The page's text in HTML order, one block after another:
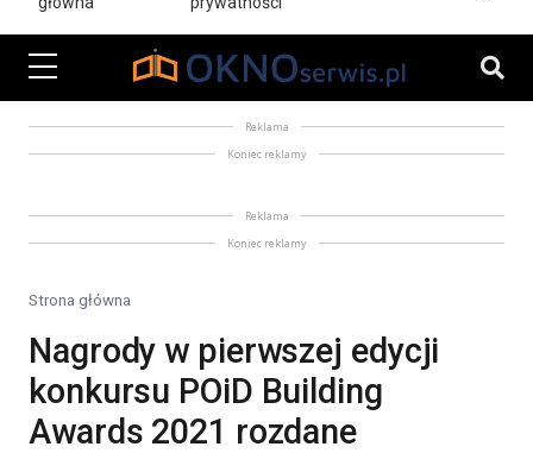
Reklama
Koniec reklamy
Reklama
Koniec reklamy
Strona główna
Nagrody w pierwszej edycji
konkursu POiD Building
Awards 2021 rozdane